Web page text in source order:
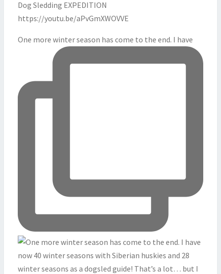
One more winter season has come to the end. I have